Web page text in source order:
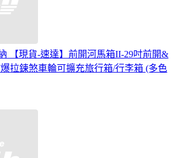
【現貨-速達】前開河馬箱II-29吋前開&
拉鍊煞車輪可擴充旅行箱/行李箱 (多色